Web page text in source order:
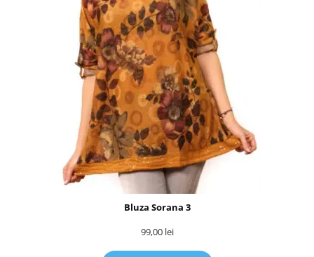
Bluza Sorana 3
99,00 lei